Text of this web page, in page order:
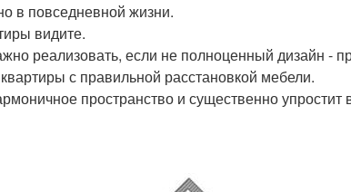
в повседневной жизни.
видите.
реализовать, если не полноценный дизайн -
с правильной расстановкой мебели.
пространство и существенно упростит